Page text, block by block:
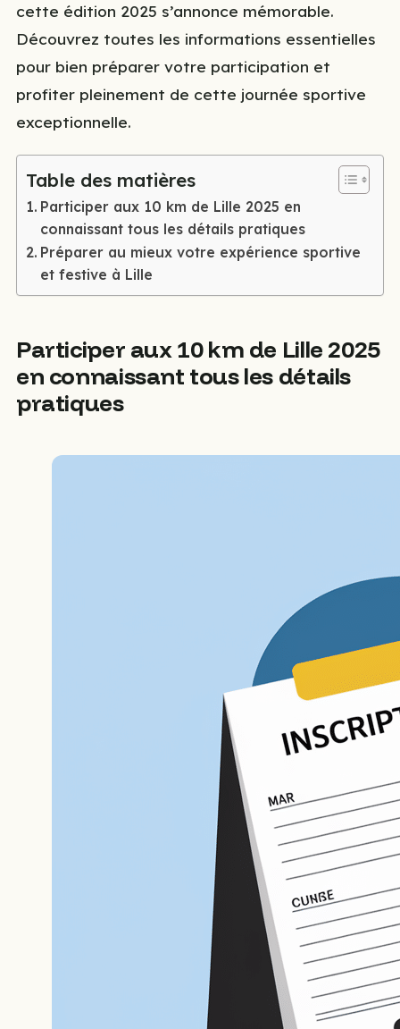
cette édition 2025 s’annonce mémorable.
Découvrez toutes les informations essentielles
pour bien préparer votre participation et
profiter pleinement de cette journée sportive
exceptionnelle.
Table des matières
Participer aux 10 km de Lille 2025 en
connaissant tous les détails pratiques
Préparer au mieux votre expérience sportive
et festive à Lille
Participer aux 10 km de Lille 2025
en connaissant tous les détails
pratiques